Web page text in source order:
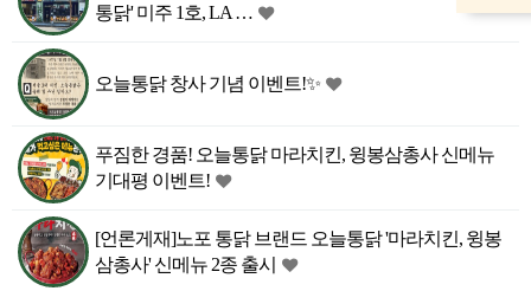
통닭' 미주 1호, LA …
오늘통닭 창사 기념 이벤트!✨️
푸짐한 경품! 오늘통닭 마라치킨, 윙봉삼총사 신메뉴
기대평 이벤트!
[언론게재]노포 통닭 브랜드 오늘통닭 '마라치킨, 윙봉
삼총사' 신메뉴 2종 출시